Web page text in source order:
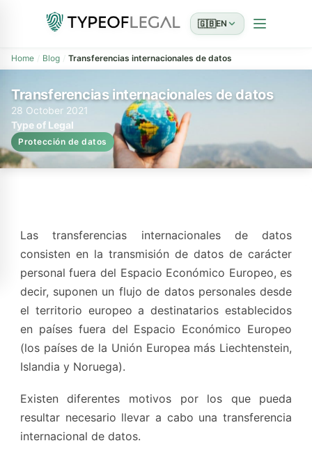
🇬🇧EN
Home Blog Transferencias internacionales de datos
Transferencias internacionales de datos
28 October 2021
Type of Legal
Protección de datos
Las transferencias internacionales de datos
consisten en la transmisión de datos de carácter
personal fuera del Espacio Económico Europeo, es
decir, suponen un flujo de datos personales desde
el territorio europeo a destinatarios establecidos
en países fuera del Espacio Económico Europeo
(los países de la Unión Europea más Liechtenstein,
Islandia y Noruega).
Existen diferentes motivos por los que pueda
resultar necesario llevar a cabo una transferencia
internacional de datos.